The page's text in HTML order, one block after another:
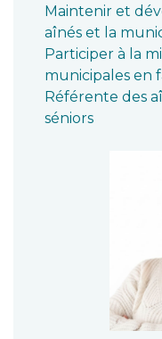
Maintenir et
aînés et la
Participer à la
municipales en
Référente des
séniors